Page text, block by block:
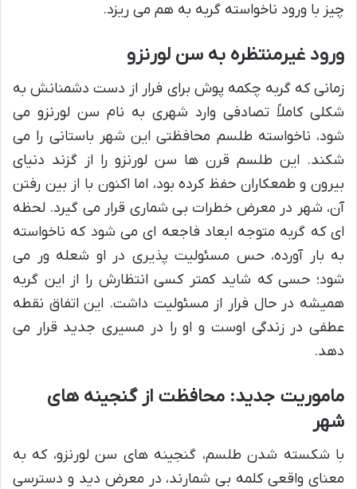
چیز با ورود ناخواسته گربه به هم می ریزد.
ورود غیرمنتظره به سن لورنزو
زمانی که گربه چکمه پوش برای فرار از دست دشمنانش به
شکلی کاملاً تصادفی وارد شهری به نام سن لورنزو می
شود، ناخواسته طلسم محافظتی این شهر باستانی را می
شکند. این طلسم قرن ها سن لورنزو را از گزند دنیای
بیرون و طمعکاران حفظ کرده بود، اما اکنون با از بین رفتن
آن، شهر در معرض خطرات بی شماری قرار می گیرد. لحظه
ای که گربه متوجه ابعاد فاجعه ای می شود که ناخواسته
به بار آورده، حس مسئولیت پذیری در او شعله ور می
شود؛ حسی که شاید کمتر کسی انتظارش را از این گربه
همیشه در حال فرار از مسئولیت داشت. این اتفاق نقطه
عطفی در زندگی اوست و او را در مسیری جدید قرار می
دهد.
ماموریت جدید: محافظت از گنجینه های
شهر
با شکسته شدن طلسم، گنجینه های سن لورنزو، که به
معنای واقعی کلمه بی شمارند، در معرض دید و دسترسی